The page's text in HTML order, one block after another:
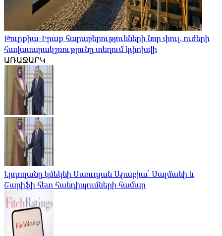
Թուրքիա-Իրաք հարաբերությունների նոր փուլ. ուժերի
հավասարակշռությունը տեղում կփոխվի
ԱՌԱՋԱՐԿ
Էրդողանը կմեկնի Սաուդյան Արաբիա՝ Սալմանի և
Շարիֆի հետ հանդիպումների համար